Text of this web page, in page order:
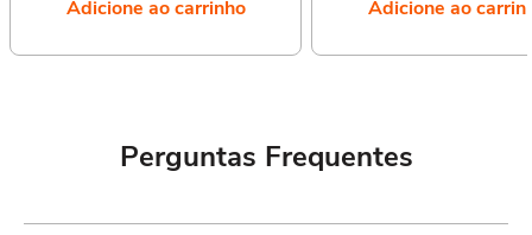
Adicione ao carrinho Adicione ao
Perguntas Frequentes